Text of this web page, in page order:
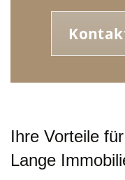
Ihre Vorteile
Lange